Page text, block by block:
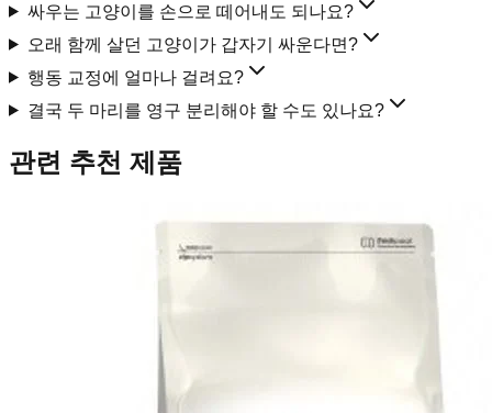
싸우는 고양이를 손으로 떼어내도 되나요?
오래 함께 살던 고양이가 갑자기 싸운다면?
행동 교정에 얼마나 걸려요?
결국 두 마리를 영구 분리해야 할 수도 있나요?
관련 추천 제품